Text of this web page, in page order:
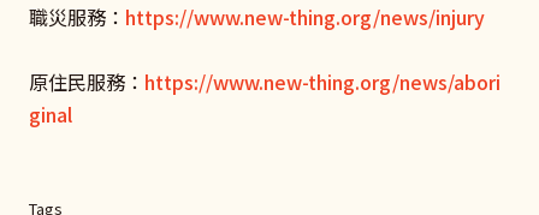
職災服務： https://www.new-thing.org/news/injury
原住民服務： https://www.new-thing.org/news/abori
ginal
Tags